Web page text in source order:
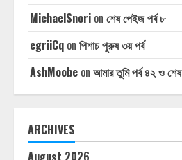
MichaelSnori on শেষ পেইজ পর্ব ৮
egriiCq on পিশাচ পুরুষ ৩য় পর্ব
AshMoobe on আমার তুমি পর্ব ৪২ ও শেষ
ARCHIVES
August 2026